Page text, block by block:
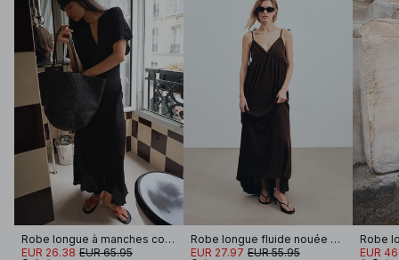
Robe longue à manches courtes froissées
EUR 26.38 EUR 65.95
Robe longue fluide nouée sur les épaules
EUR 27.97 EUR 55.95 EUR